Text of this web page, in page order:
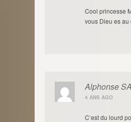
Cool princesse
vous Dieu es au
Alphonse
4 ANS AGO
C’est du lourd